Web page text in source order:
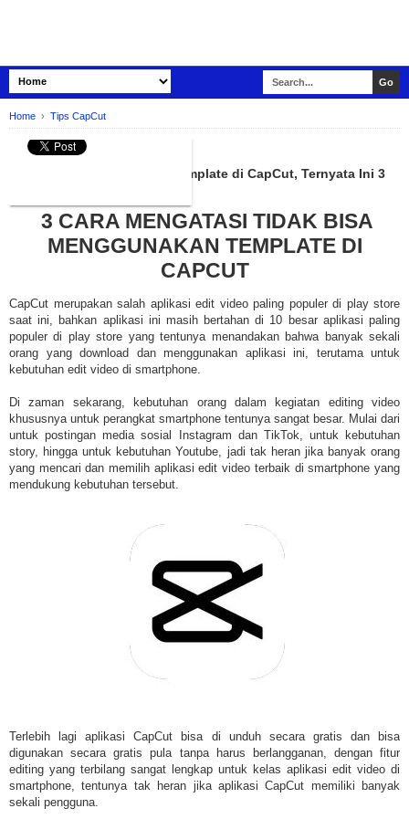
Home › Tips CapCut
TIPS CAPCUT
Tidak Bisa Menggunakan Template di CapCut, Ternyata Ini 3
3 CARA MENGATASI TIDAK BISA
MENGGUNAKAN TEMPLATE DI
CAPCUT
CapCut merupakan salah aplikasi edit video paling populer di play store
saat ini, bahkan aplikasi ini masih bertahan di 10 besar aplikasi paling
populer di play store yang tentunya menandakan bahwa banyak sekali
orang yang download dan menggunakan aplikasi ini, terutama untuk
kebutuhan edit video di smartphone.
Di zaman sekarang, kebutuhan orang dalam kegiatan editing video
khususnya untuk perangkat smartphone tentunya sangat besar. Mulai dari
untuk postingan media sosial Instagram dan TikTok, untuk kebutuhan
story, hingga untuk kebutuhan Youtube, jadi tak heran jika banyak orang
yang mencari dan memilih aplikasi edit video terbaik di smartphone yang
mendukung kebutuhan tersebut.
Terlebih lagi aplikasi CapCut bisa di unduh secara gratis dan bisa
digunakan secara gratis pula tanpa harus berlangganan, dengan fitur
editing yang terbilang sangat lengkap untuk kelas aplikasi edit video di
smartphone, tentunya tak heran jika aplikasi CapCut memiliki banyak
sekali pengguna.